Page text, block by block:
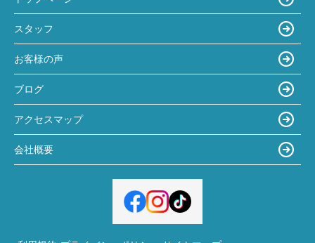
スタッフ
お客様の声
ブログ
アクセスマップ
会社概要